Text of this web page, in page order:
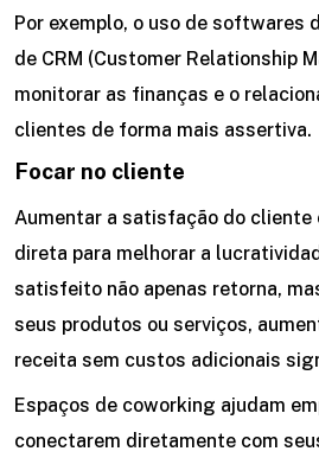
Por exemplo, o uso de softwares
de CRM (Customer Relationship
monitorar as finanças e o
clientes de forma mais assertiva.
Focar no cliente
Aumentar a satisfação do cliente
direta para melhorar a
satisfeito não apenas retorna,
seus produtos ou serviços,
receita sem custos adicionais
Espaços de coworking ajudam
conectarem diretamente com